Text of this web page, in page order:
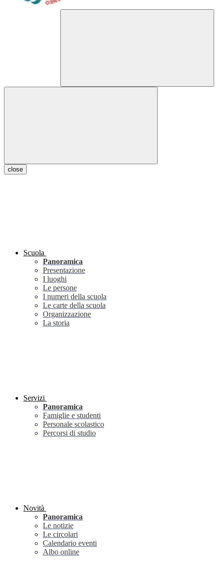
close
Scuola
Panoramica
Presentazione
I luoghi
Le persone
I numeri della scuola
Le carte della scuola
Organizzazione
La storia
Servizi
Panoramica
Famiglie e studenti
Personale scolastico
Percorsi di studio
Novità
Panoramica
Le notizie
Le circolari
Calendario eventi
Albo online